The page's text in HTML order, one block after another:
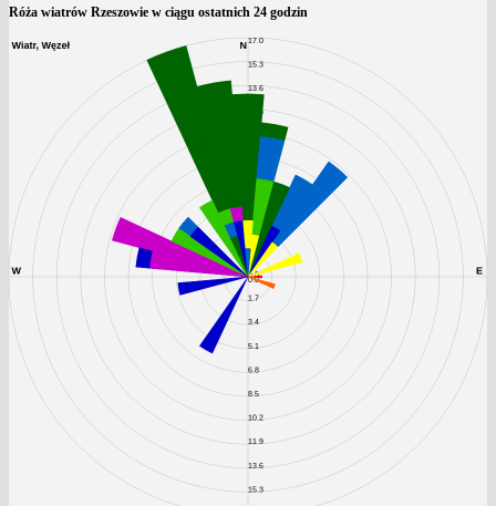
Róża wiatrów Rzeszowie w ciągu ostatnich 24 godzin